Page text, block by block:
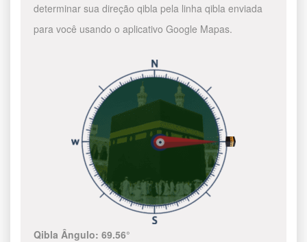
determinar sua direção qibla pela linha qibla enviada
para você usando o aplicativo Google Mapas.
Qibla Ângulo:69.56°